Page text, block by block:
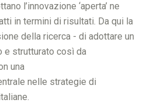
l’innovazione ‘aperta’ ne
in termini di risultati. Da qui la
della ricerca - di adottare un
e strutturato così da
una
nelle strategie di